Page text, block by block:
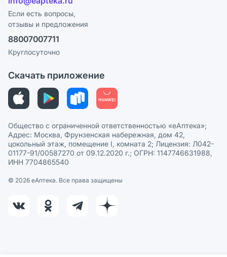
Реклама на сайте
Ваши товары на ЕАПТЕКЕ
Программа СберСпасибо
Политика конфиденциальности
Пользовательское соглашение
Политика рекомендаций
Этика и соответствие
Политика в отношении обработки персональных данных
Если есть вопросы,
отзывы и предложения
88007007711
Круглосуточно
Скачать приложение
Общество с ограниченной ответственностью «еАптека»;
Адрес: Москва, Фрунзенская набережная, дом 42,
цокольный этаж, помещение I, комната 2; Лицензия: Л042-
01177-91/00587270 от 09.12.2020 г.; ОГРН: 1147746631988,
ИНН 7704865540
© 2026 eАптека. Все права защищены